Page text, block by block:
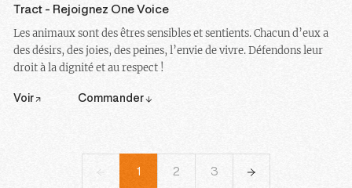
Tract - Rejoignez One Voice
Les animaux sont des êtres sensibles et sentients. Chacun d’eux a
des désirs, des joies, des peines, l’envie de vivre. Défendons leur
droit à la dignité et au respect !
Voir Commander
1 2 3 4